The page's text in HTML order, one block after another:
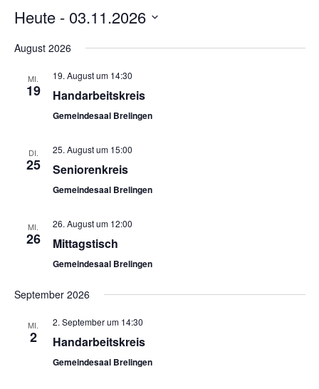
Heute - 03.11.2026
wählen.
August 2026
MI.
19
19. August um 14:30
Handarbeitskreis
Gemeindesaal Brelingen
DI.
25
25. August um 15:00
Seniorenkreis
Gemeindesaal Brelingen
MI.
26
26. August um 12:00
Mittagstisch
Gemeindesaal Brelingen
September 2026
MI.
2
2. September um 14:30
Handarbeitskreis
Gemeindesaal Brelingen